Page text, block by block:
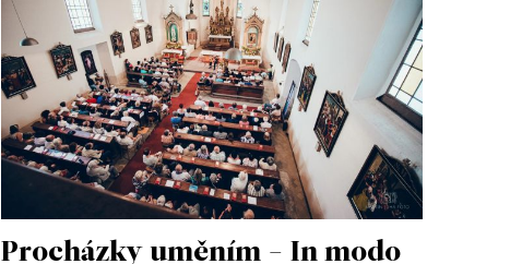
Procházky uměním - In modo